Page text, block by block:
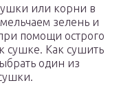
или корни в
зелень и
помощи острого
сушке. Как сушить
один из